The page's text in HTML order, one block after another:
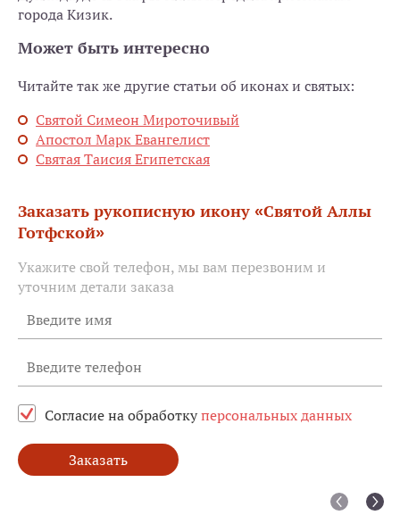
города Кизик.
Может быть интересно
Читайте так же другие статьи об иконах и святых:
Святой Симеон Мироточивый
Апостол Марк Евангелист
Святая Таисия Египетская
Заказать рукописную икону «Святой Аллы
Готфской»
Укажите свой телефон, мы вам перезвоним и
уточним детали заказа
Согласие на обработкуперсональных данных
Заказать